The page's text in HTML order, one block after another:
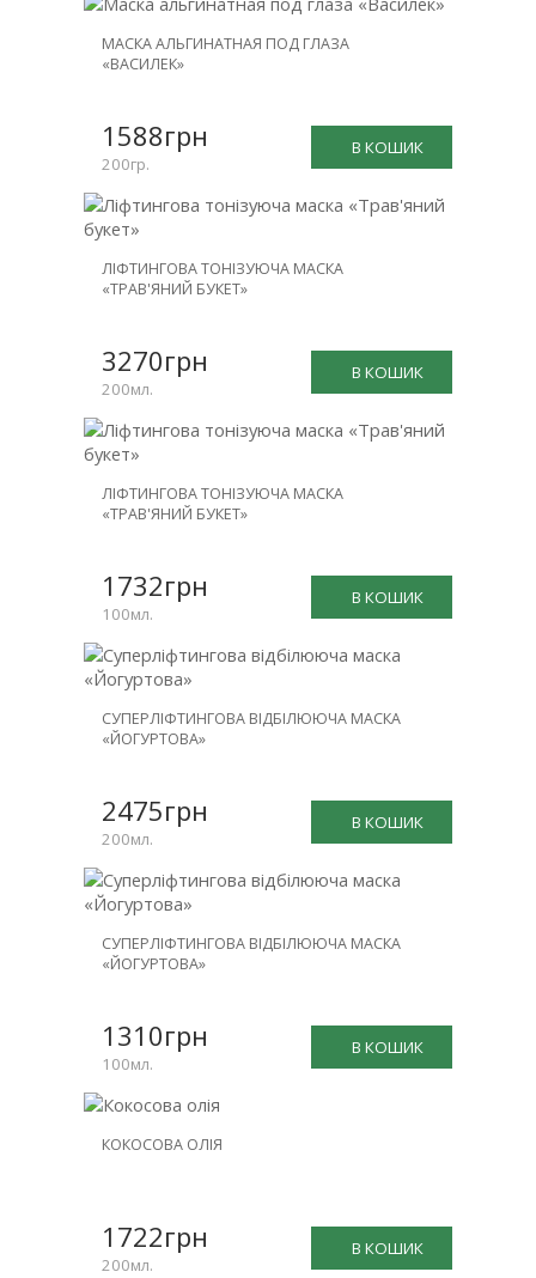
МАСКА АЛЬГИНАТНАЯ ПОД ГЛАЗА
«ВАСИЛЕК»
В КОШИК
1588грн
200гр.
ЛІФТИНГОВА ТОНІЗУЮЧА МАСКА
«ТРАВ'ЯНИЙ БУКЕТ»
В КОШИК
3270грн
200мл.
ЛІФТИНГОВА ТОНІЗУЮЧА МАСКА
«ТРАВ'ЯНИЙ БУКЕТ»
В КОШИК
1732грн
100мл.
СУПЕРЛІФТИНГОВА ВІДБІЛЮЮЧА МАСКА
«ЙОГУРТОВА»
В КОШИК
2475грн
200мл.
СУПЕРЛІФТИНГОВА ВІДБІЛЮЮЧА МАСКА
«ЙОГУРТОВА»
В КОШИК
1310грн
100мл.
КОКОСОВА ОЛІЯ
В КОШИК
1722грн
200мл.